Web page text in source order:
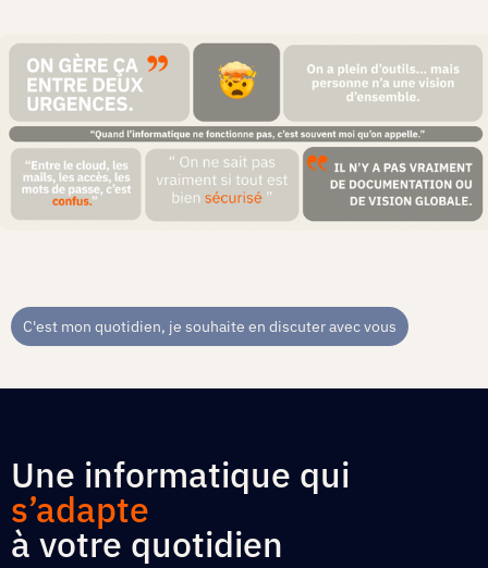
C'est mon quotidien, je souhaite en discuter avec vous
Une informatique qui
s’adapte
à votre quotidien